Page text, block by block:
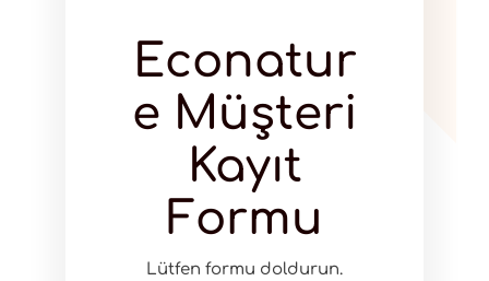
Econatur
e Müşteri
Kayıt
Formu
Lütfen formu doldurun.